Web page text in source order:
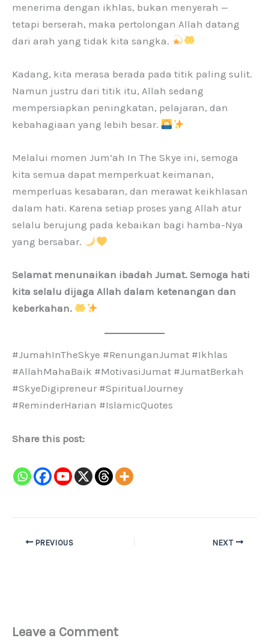
menerima dengan ikhlas, bukan menyerah —
tetapi berserah, maka pertolongan Allah datang
dari arah yang tidak kita sangka.
Kadang, kita merasa berada pada titik paling sulit.
Namun justru dari titik itu, Allah sedang
mempersiapkan peningkatan, pelajaran, dan
kebahagiaan yang lebih besar.
Melalui momen Jum’ah In The Skye ini, semoga
kita semua dapat memperkuat keimanan,
memperluas kesabaran, dan merawat keikhlasan
dalam hati. Karena setiap proses yang Allah atur
selalu berujung pada kebaikan bagi hamba-Nya
yang bersabar.
Selamat menunaikan ibadah Jumat. Semoga hati
kita selalu dijaga Allah dalam ketenangan dan
keberkahan.
#JumahInTheSkye #RenunganJumat #Ikhlas
#AllahMahaBaik #MotivasiJumat #JumatBerkah
#SkyeDigipreneur #SpiritualJourney
#ReminderHarian #IslamicQuotes
Share this post:
PREVIOUS NEXT
Leave a Comment